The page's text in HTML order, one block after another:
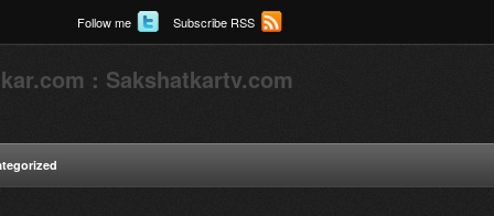
Follow me Subscribe RSS
: Sakshatkartv.com